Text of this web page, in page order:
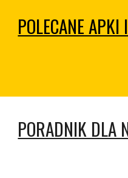
POLECANE
PORADNIK DLA